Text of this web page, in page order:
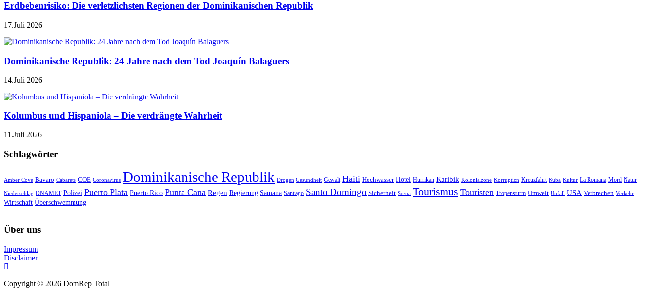
Erdbebenrisiko: Die verletzlichsten Regionen der Dominikanischen Republik
17.Juli 2026
Dominikanische Republik: 24 Jahre nach dem Tod Joaquín Balaguers
14.Juli 2026
Kolumbus und Hispaniola – Die verdrängte Wahrheit
11.Juli 2026
Schlagwörter
Amber Cove Bavaro Cabarete COE Coronavirus Dominikanische Republik Drogen Gesundheit Gewalt Haiti Hochwasser Hotel Hurrikan Karibik Kolonialzone Korruption Kreuzfahrt Kuba Kultur La Romana Mord Natur
Niederschlag ONAMET Polizei Puerto Plata Puerto Rico Punta Cana Regen Regierung Samana Santiago Santo Domingo Sicherheit Sosua Tourismus Touristen Tropensturm Umwelt Unfall USA Verbrechen Verkehr
Wirtschaft Überschwemmung
Über uns
Impressum
Disclaimer
Copyright © 2026 DomRep Total